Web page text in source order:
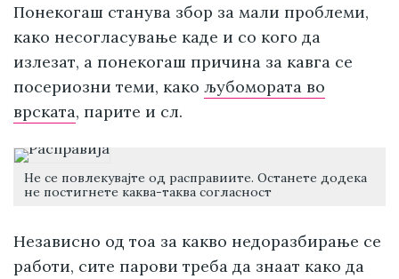
Понекогаш станува збор за мали проблеми,
како несогласување каде и со кого да
излезат, а понекогаш причина за кавга се
посериозни теми, како љубомората во
врската, парите и сл.
Не се повлекувајте од расправиите. Останете додека
не постигнете каква-таква согласност
Независно од тоа за какво недоразбирање се
работи, сите парови треба да знаат како да